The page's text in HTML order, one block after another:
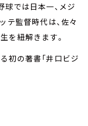
球では日本一、メジ
テ監督時代は、佐々
を紐解きます。
初の著書「井口ビジ